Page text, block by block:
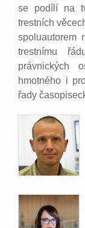
se podílí na
trestních
spoluautorem
trestnímu
právnických
hmotného i
řady